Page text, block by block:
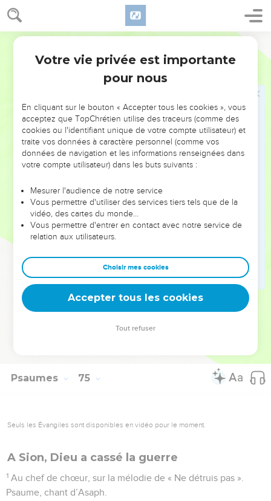
NE MANQUEZ PAS L’ÉVÉNEMENT
DE L’ANNÉE !
ET SI LEURS ERREURS POUVAIENT VOUS ÉVITER LES
VOTRES ?
leur foi ou leur vision. Mais on voit moins les doutes, les erreurs
et les saisons difficiles qu'ils ont traversés, alors même que ce
sont elles qui les ont façonnés.
Dans cette conférence, leaders, entrepreneurs, et responsables
clés pour avancer avec plus de sagesse afin que leurs erreurs
deviennent vos tremplins. Que vous guidiez un ministère, une
équipe, un groupe ou une famille, leur expérience est faite
Psaumes 74
Seuls les Évangiles sont disponibles en vidéo pour le moment.
C'est Dieu qui est juge
1 Cantique d’Asaph. Pourquoi, ô Dieu, nous rejettes-tu
définitivement ? Pourquoi t’irrites-tu contre le troupeau dont
Votre vie privée est importante
pour nous
En cliquant sur le bouton « Accepter tous les cookies », vous
acceptez que TopChrétien utilise des traceurs (comme des
cookies ou l'identifiant unique de votre compte utilisateur) et
traite vos données à caractère personnel (comme vos
données de navigation et les informations renseignées dans
votre compte utilisateur) dans les buts suivants :
Mesurer l'audience de notre service
Vous permettre d'utiliser des services tiers tels que de la
vidéo, des cartes du monde…
Vous permettre d'entrer en contact avec notre service de
relation aux utilisateurs.
Choisir mes cookies
Accepter tous les cookies
Tout refuser